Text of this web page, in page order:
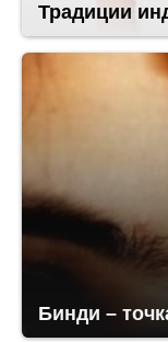
Традиции
Бинди –